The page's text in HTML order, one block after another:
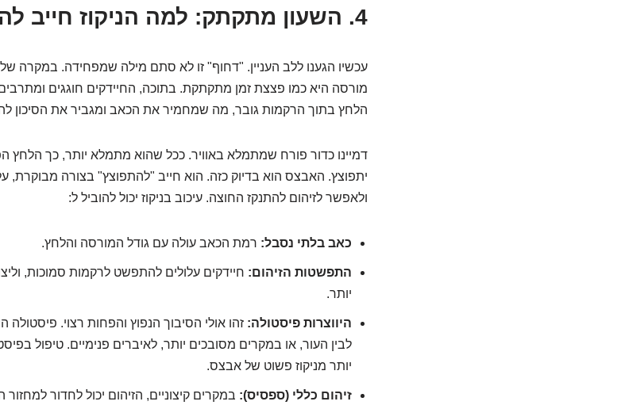
4. השעון מתקתק: למה הניקוז חייב להיות דחוף?
עכשיו הגענו ללב העניין. "דחוף" זו לא סתם מילה שמפחידה. במקרה
מורסה היא כמו פצצת זמן מתקתקת. בתוכה, החיידקים חוגגים
הלחץ בתוך הרקמות גובר, מה שמחמיר את הכאב ומגביר את הסיכון
דמיינו כדור פורח שמתמלא באוויר. ככל שהוא מתמלא יותר, כך הלחץ
יתפוצץ. האבצס הוא בדיוק כזה. הוא חייב "להתפוצץ" בצורה מבוקרת,
ולאפשר לזיהום להתנקז החוצה. עיכוב בניקוז יכול להוביל ל:
כאב בלתי נסבל: רמת הכאב עולה עם גודל המורסה והלחץ.
התפשטות הזיהום: חיידקים עלולים להתפשט לרקמות סמוכות,
יותר.
היווצרות פיסטולה: זהו אולי הסיבוך הנפוץ והפחות רצוי.
לבין העור, או במקרים מסובכים יותר, לאיברים פנימיים. טיפול
יותר מניקוז פשוט של אבצס.
זיהום כללי (ספסיס): במקרים קיצוניים, הזיהום יכול לחדור